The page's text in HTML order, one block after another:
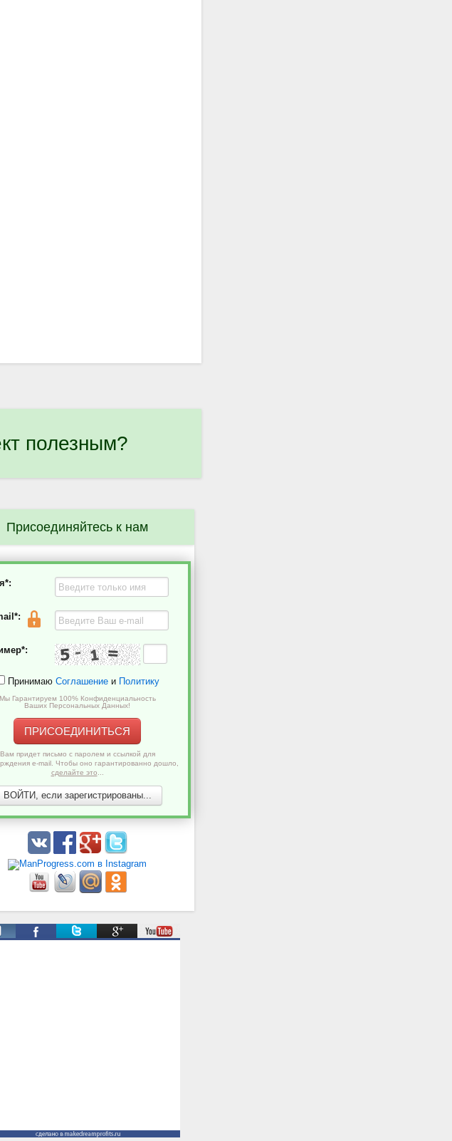
полезным?
Присоединяйтесь к нам
Принимаю Соглашениеи Политику
Мы Гарантируем 100% Конфиденциальность
Ваших Персональных Данных!
ПРИСОЕДИНИТЬСЯ
Вам придет письмо с паролем и ссылкой для
e-mail. Чтобы оно гарантированно дошло,
сделайте это
ВОЙТИ, если зарегистрированы...